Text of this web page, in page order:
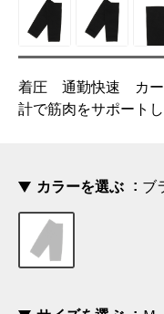
着圧 通勤快速 カ
計で筋肉をサポート
カラーを選ぶ ブ